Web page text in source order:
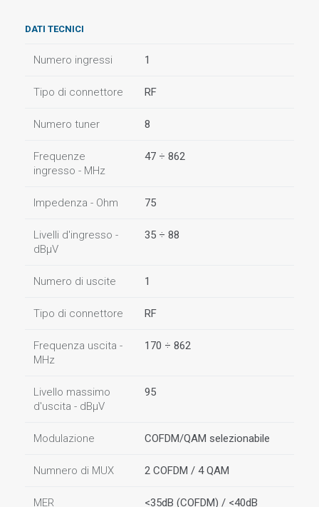
DATI TECNICI
Numero ingressi 1
Tipo di connettore RF
Numero tuner 8
Frequenze
ingresso - MHz
47 ÷ 862
Impedenza - Ohm 75
Livelli d'ingresso -
dBµV
35 ÷ 88
Numero di uscite 1
Tipo di connettore RF
Frequenza uscita -
MHz
170 ÷ 862
Livello massimo
d'uscita - dBµV
95
Modulazione COFDM/QAM selezionabile
Numnero di MUX 2 COFDM / 4 QAM
MER
<35dB (COFDM) / <40dB